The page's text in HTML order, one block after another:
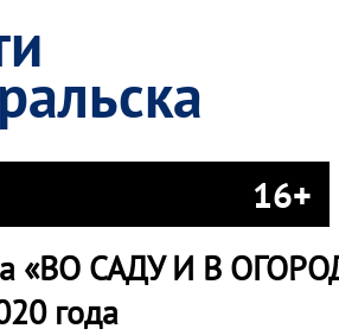
16+
«ВО САДУ И В
года